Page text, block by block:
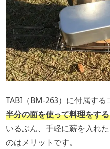
TABI（BM-263）に付属する
半分の面を使って料理をす
いるぶん、手軽に薪を入れ
のはメリットです。